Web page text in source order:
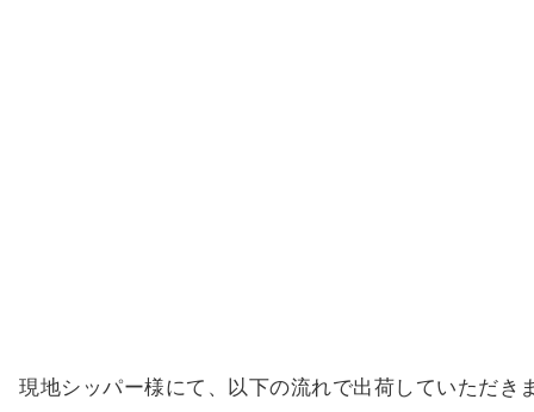
現地シッパー様にて、以下の流れで出荷していただき